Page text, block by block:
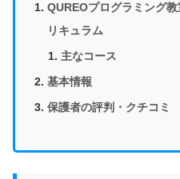
QUREOプログラミング
リキュラム
主なコース
基本情報
保護者の評判・クチコミ